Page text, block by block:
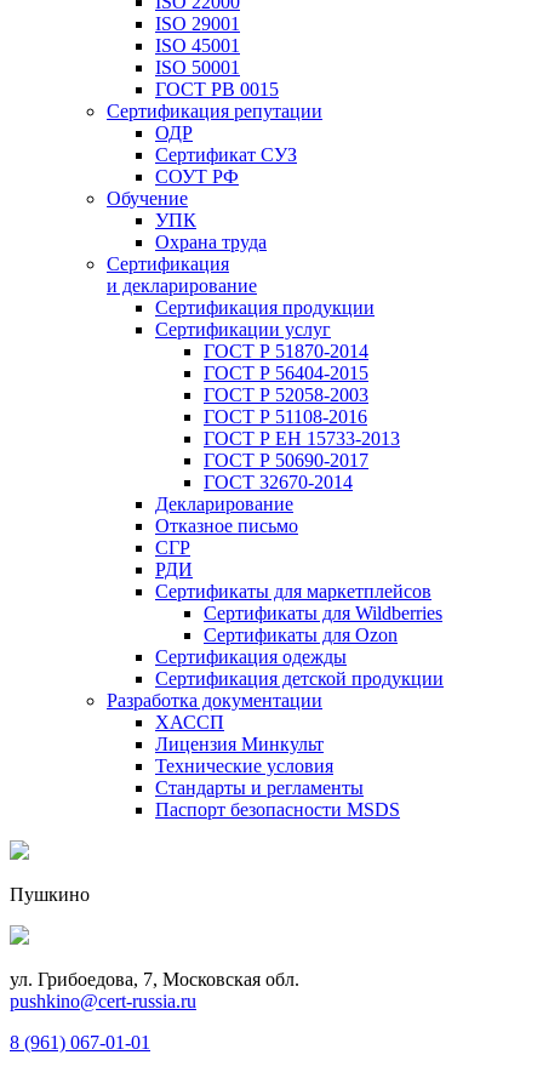
ISO 29001
ISO 45001
ISO 50001
ГОСТ РВ 0015
Сертификация репутации
ОДР
Сертификат СУЗ
СОУТ РФ
Обучение
УПК
Охрана труда
Сертификация
и декларирование
Сертификация продукции
Сертификации услуг
ГОСТ Р 51870-2014
ГОСТ Р 56404-2015
ГОСТ Р 52058-2003
ГОСТ Р 51108-2016
ГОСТ Р ЕН 15733-2013
ГОСТ Р 50690-2017
ГОСТ 32670-2014
Декларирование
Отказное письмо
СГР
РДИ
Сертификаты для маркетплейсов
Сертификаты для Wildberries
Сертификаты для Ozon
Сертификация одежды
Сертификация детской продукции
Разработка документации
ХАССП
Лицензия Минкульт
Технические условия
Стандарты и регламенты
Паспорт безопасности MSDS
Пушкино
ул. Грибоедова, 7, Московская обл.
pushkino@cert-russia.ru
8 (961) 067-01-01